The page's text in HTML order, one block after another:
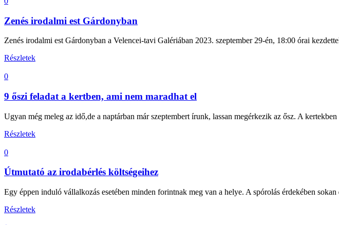
Zenés irodalmi est Gárdonyban
Zenés irodalmi est Gárdonyban a Velencei-tavi Galériában 2023. szeptember 29-én, 18:00 órai
Részletek
0
9 őszi feladat a kertben, ami nem maradhat el
Ugyan még meleg az idő,de a naptárban már szeptembert írunk, lassan megérkezik az ősz. A
Részletek
0
Útmutató az irodabérlés költségeihez
Egy éppen induló vállalkozás esetében minden forintnak meg van a helye. A spórolás érdekében
Részletek